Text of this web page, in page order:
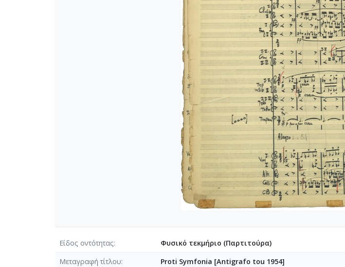
[Φάκελος] GR-As-MTH-003-Sc-003-019-Ασκήσεις αρμονίας [1943-1949]
[Φάκελος] GR-As-MTH-003-Sc-004-020-Σκίτσα τραγουδιών [1942-1946]
[Φάκελος] GR-As-MTH-003-Sc-004-021-Κασσιανή [1943-01-26-1943-01-
[Φάκελος] GR-As-MTH-003-Sc-004-022-Χορωδιακά [1943-04-10-1946-
[Φάκελος] GR-As-MTH-003-Sc-004-023-Φαντασία (Σχέδιο
[Φάκελος] GR-As-MTH-003-Sc-004-024-Ύμνος - Για ορχήστρα
[Φάκελος] GR-As-MTH-003-Sc-004-025-Το κοιμητήριο [1945]
[Φάκελος] GR-As-MTH-003-Sc-004-026-Συμφωνία Νο 1 [1944-09-25-
[Φάκελος] GR-As-MTH-003-Sc-004-027-Μικρή συμφωνία [1945-1945]
[Φάκελος] GR-As-MTH-003-Sc-004-028-Andante για cello solo και
[Φάκελος] GR-As-MTH-003-Sc-004-029-Ελεγείο 1 [1945-06-20]
[Φάκελος] GR-As-MTH-003-Sc-004-030-Πέντε ναύτες [1945-10-06]
[Φάκελος] GR-As-MTH-003-Sc-004-031-Έργο Βασ. Ρώτα [1945-11-07]
[Φάκελος] GR-As-MTH-003-Sc-005-032-Ασκήσεις αντίστιξης [1945-12-
[Φάκελος] GR-As-MTH-003-Sc-005-033-Δεκέμβρης '44 [Τέσσερα
[Φάκελος] GR-As-MTH-003-Sc-005-034-Ελεγείο Στο θάνατο του
[Φάκελος] GR-As-MTH-003-Sc-005-035-Δεκέμβρης' 1. Το
[Φάκελος] GR-As-MTH-003-Sc-005-036-Κουαρτέτο εγχόρδων Αρ. 1
[Φάκελος] GR-As-MTH-003-Sc-005-039-Το κοιμητήριο (Για κουαρτέτο
[Φάκελος] GR-As-MTH-003-Sc-005-041-Η Μαργαρίτα [1946-11-16-1946-
Είδος οντότητας
Φυσικό τεκμήριο (Παρτιτούρα)
Μεταγραφή τίτλου
Proti Symfonia [Antigrafo tou 1954]